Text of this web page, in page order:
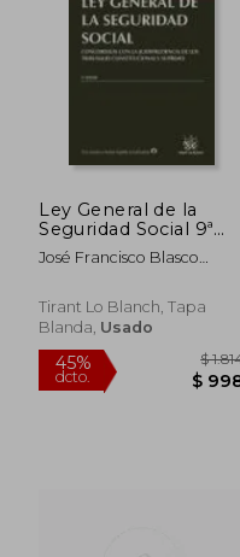
45%
dcto.
Ley General de la
Seguridad Social 9ª
Edición 2015 (Textos
Legales)
José Francisco Blasco
Tirant Lo Blanch, Tapa
Blanda, Usado